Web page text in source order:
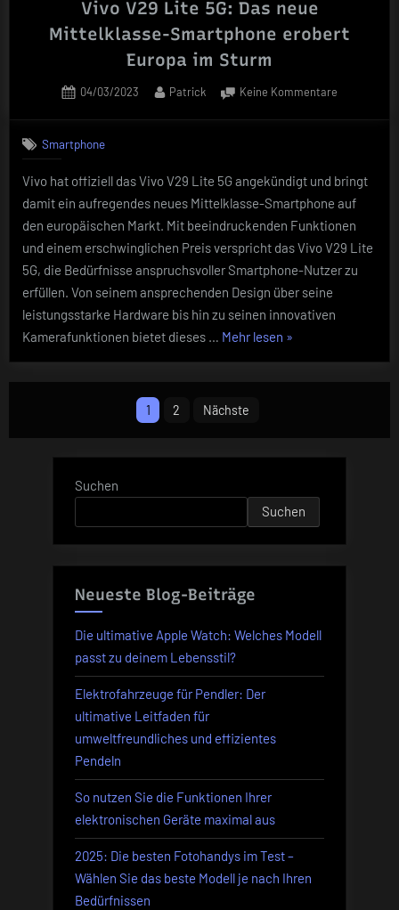
Vivo V29 Lite 5G: Das neue
Mittelklasse-Smartphone erobert
Europa im Sturm
Posted
04/03/2023 By
Patrick Keine Kommentarezu
Das
neue
Smartphone
Europa
Smartphone
Vivo hat offiziell das Vivo V29 Lite 5G angekündigt und bringt
damit ein aufregendes neues Mittelklasse-Smartphone auf
den europäischen Markt. Mit beeindruckenden Funktionen
und einem erschwinglichen Preis verspricht das Vivo V29 Lite
5G, die Bedürfnisse anspruchsvoller Smartphone-Nutzer zu
erfüllen. Von seinem ansprechenden Design über seine
leistungsstarke Hardware bis hin zu seinen innovativen
Kamerafunktionen bietet dieses … Mehr lesen „Vivo
erobert
»
Seitennummerierung
1 2 Nächste
Suchen
Suchen
Neueste Blog-Beiträge
Die ultimative Apple Watch: Welches Modell
passt zu deinem Lebensstil?
Elektrofahrzeuge für Pendler: Der
ultimative Leitfaden für
umweltfreundliches und effizientes
Pendeln
So nutzen Sie die Funktionen Ihrer
elektronischen Geräte maximal aus
2025: Die besten Fotohandys im Test –
Wählen Sie das beste Modell je nach Ihren
Bedürfnissen